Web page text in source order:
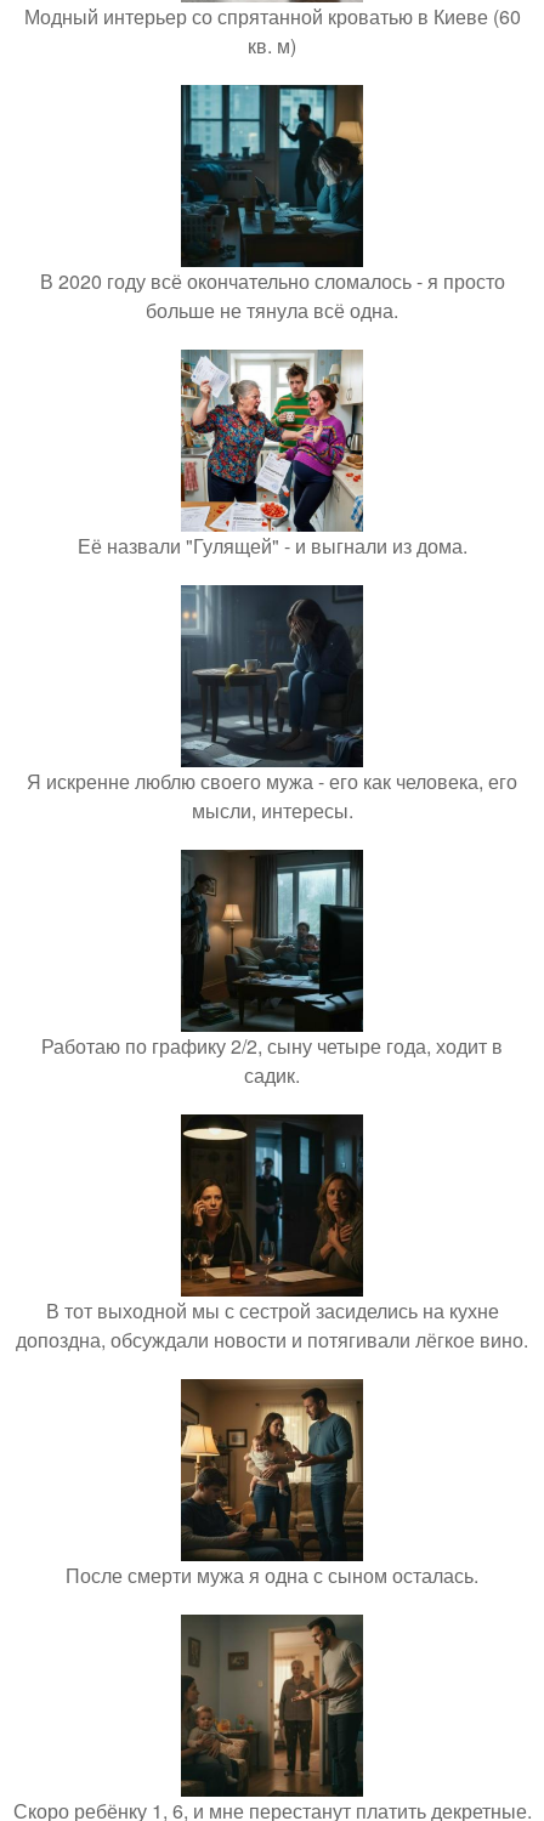
Модный интерьер со спрятанной кроватью в Киеве (60
кв. м)
В 2020 году всё окончательно сломалось - я просто
больше не тянула всё одна.
Её назвали "Гулящей" - и выгнали из дома.
Я искренне люблю своего мужа - его как человека, его
мысли, интересы.
Работаю по графику 2/2, сыну четыре года, ходит в
садик.
В тот выходной мы с сестрой засиделись на кухне
допоздна, обсуждали новости и потягивали лёгкое вино.
После смерти мужа я одна с сыном осталась.
Скоро ребёнку 1, 6, и мне перестанут платить декретные.